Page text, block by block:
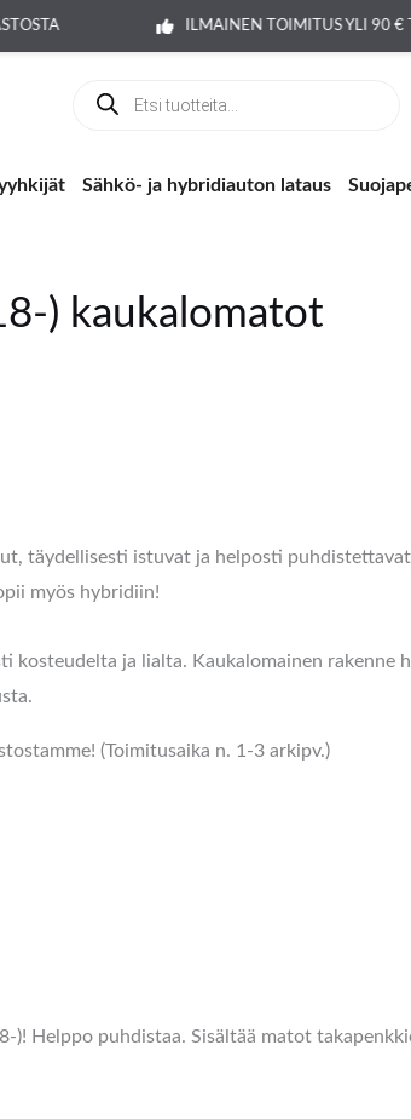
ILMAINEN TOIMITUS YLI 90 €
search
Sähkö- ja hybridiauton lataus
) kaukalomatot
täydellisesti istuvat ja helposti
myös hybridiin!
kosteudelta ja lialta. Kaukalomainen rakenne
(Toimitusaika n. 1-3 arkipv.)
)! Helppo puhdistaa. Sisältää matot